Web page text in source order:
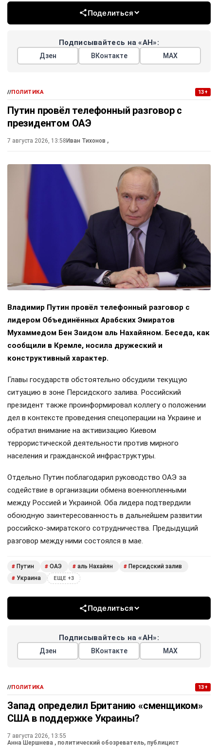
Поделиться
Подписывайтесь на «АН»:
Дзен ВКонтакте МАХ
//ПОЛИТИКА 13+
Путин провёл телефонный разговор с
президентом ОАЭ
7 августа 2026, 13:58Иван Тихонов ,
Владимир Путин провёл телефонный разговор с
лидером Объединённых Арабских Эмиратов
Мухаммедом Бен Заидом аль Нахайяном. Беседа, как
сообщили в Кремле, носила дружеский и
конструктивный характер.
Главы государств обстоятельно обсудили текущую
ситуацию в зоне Персидского залива. Российский
президент также проинформировал коллегу о положении
дел в контексте проведения спецоперации на Украине и
обратил внимание на активизацию Киевом
террористической деятельности против мирного
населения и гражданской инфраструктуры.
Отдельно Путин поблагодарил руководство ОАЭ за
содействие в организации обмена военнопленными
между Россией и Украиной. Оба лидера подтвердили
обоюдную заинтересованность в дальнейшем развитии
российско-эмиратского сотрудничества. Предыдущий
разговор между ними состоялся в мае.
# Путин # ОАЭ # аль Нахайян # Персидский залив
# Украина ЕЩЕ +3
Поделиться
Подписывайтесь на «АН»:
Дзен ВКонтакте МАХ
//ПОЛИТИКА 13+
Запад определил Британию «сменщиком»
США в поддержке Украины?
7 августа 2026, 13:55
Анна Шершнева , политический обозреватель, публицист